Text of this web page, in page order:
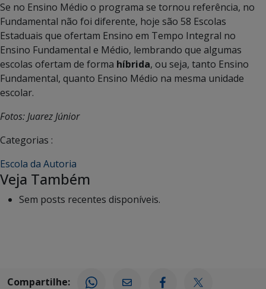
Se no Ensino Médio o programa se tornou referência, no
Fundamental não foi diferente, hoje são 58 Escolas
Estaduais que ofertam Ensino em Tempo Integral no
Ensino Fundamental e Médio, lembrando que algumas
escolas ofertam de forma híbrida, ou seja, tanto Ensino
Fundamental, quanto Ensino Médio na mesma unidade
escolar.
Fotos: Juarez Júnior
Categorias :
Escola da Autoria
Veja Também
Sem posts recentes disponíveis.
Compartilhe: